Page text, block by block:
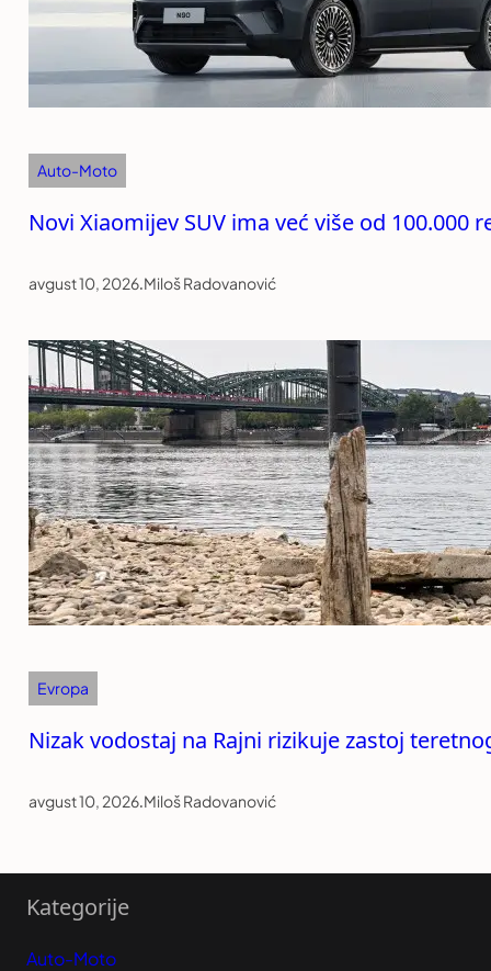
Auto-Moto
Novi Xiaomijev SUV ima već više od 100.000
avgust 10, 2026.Miloš Radovanović
Evropa
Nizak vodostaj na Rajni rizikuje zastoj
avgust 10, 2026.Miloš Radovanović
Kategorije
Auto-Moto